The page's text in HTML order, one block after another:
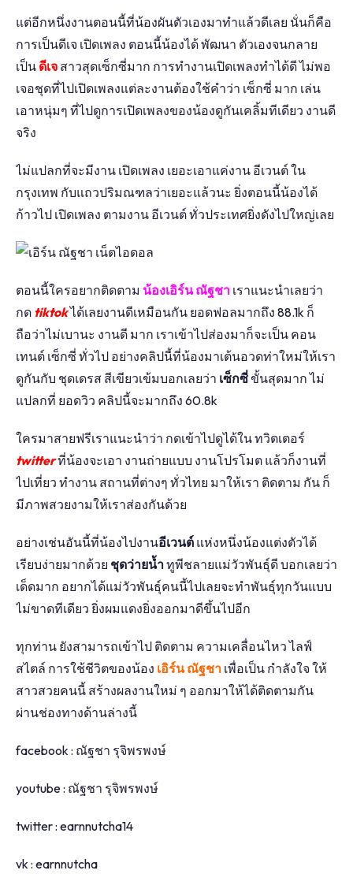
แต่อีกหนึ่งงานตอนนี้ที่น้องผันตัวเองมาทำแล้วดีเลย นั่นก็คือ
การเป็นดีเจ เปิดเพลง ตอนนี้น้องได้ พัฒนา ตัวเองจนกลาย
เป็น ดีเจ สาวสุดเซ็กซี่มาก การทำงานเปิดเพลงทำได้ดี ไม่พอ
เจอชุดที่ไปเปิดเพลงแต่ละงานต้องใช้คำว่า เซ็กซี่ มาก เล่น
เอาหนุ่มๆ ที่ไปดูการเปิดเพลงของน้องดูกันเคลิ้มทีเดียว งานดี
จริง
ไม่แปลกที่จะมีงาน เปิดเพลง เยอะเอาแค่งาน อีเวนต์ ใน
กรุงเทพ กับแถวปริมณฑลว่าเยอะแล้วนะ ยิ่งตอนนี้น้องได้
ก้าวไป เปิดเพลง ตามงาน อีเวนต์ ทั่วประเทศยิ่งดังไปใหญ่เลย
ตอนนี้ใครอยากติดตาม น้องเอิร์น ณัฐชา เราแนะนำเลยว่า
กด tiktokได้เลยงานดีเหมือนกัน ยอดฟอลมากถึง 88.1k ก็
ถือว่าไม่เบานะ งานดี มาก เราเข้าไปส่องมาก็จะเป็น คอน
เทนต์ เซ็กซี่ ทั่วไป อย่างคลิปนี้ที่น้องมาเต้นอวดท่าใหม่ให้เรา
ดูกันกับ ชุดเดรส สีเขียวเข้มบอกเลยว่า เซ็กซี่ขั้นสุดมาก ไม่
แปลกที่ ยอดวิว คลิปนี้จะมากถึง 60.8k
ใครมาสายฟรีเราแนะนำว่า กดเข้าไปดูได้ใน ทวิตเตอร์
twitterที่น้องจะเอา งานถ่ายแบบ งานโปรโมต แล้วก็งานที่
ไปเที่ยว ทำงาน สถานที่ต่างๆ ทั่วไทย มาให้เรา ติดตาม กัน ก็
มีภาพสวยงามให้เราส่องกันด้วย
อย่างเช่นอันนี้ที่น้องไปงานอีเวนต์ แห่งหนึ่งน้องแต่งตัวได้
เรียบง่ายมากด้วย ชุดว่ายน้ำทูพีชลายแม่วัวพันธุ์ดี บอกเลยว่า
เด็ดมาก อยากได้แม่วัวพันธุ์คนนี้ไปเลยจะทำพันธุ์ทุกวันแบบ
ไม่ขาดทีเดียว ยิ่งผมแดงยิ่งออกมาดีขึ้นไปอีก
ทุกท่าน ยังสามารถเข้าไป ติดตาม ความเคลื่อนไหว ไลฟ์
สไตล์ การใช้ชีวิตของน้อง เอิร์น ณัฐชา เพื่อเป็น กำลังใจ ให้
สาวสวยคนนี้ สร้างผลงานใหม่ ๆ ออกมาให้ได้ติดตามกัน
ผ่านช่องทางด้านล่างนี้
facebook : ณัฐชา รุจิพรพงษ์
youtube : ณัฐชา รุจิพรพงษ์
twitter : earnnutcha14
vk : earnnutcha